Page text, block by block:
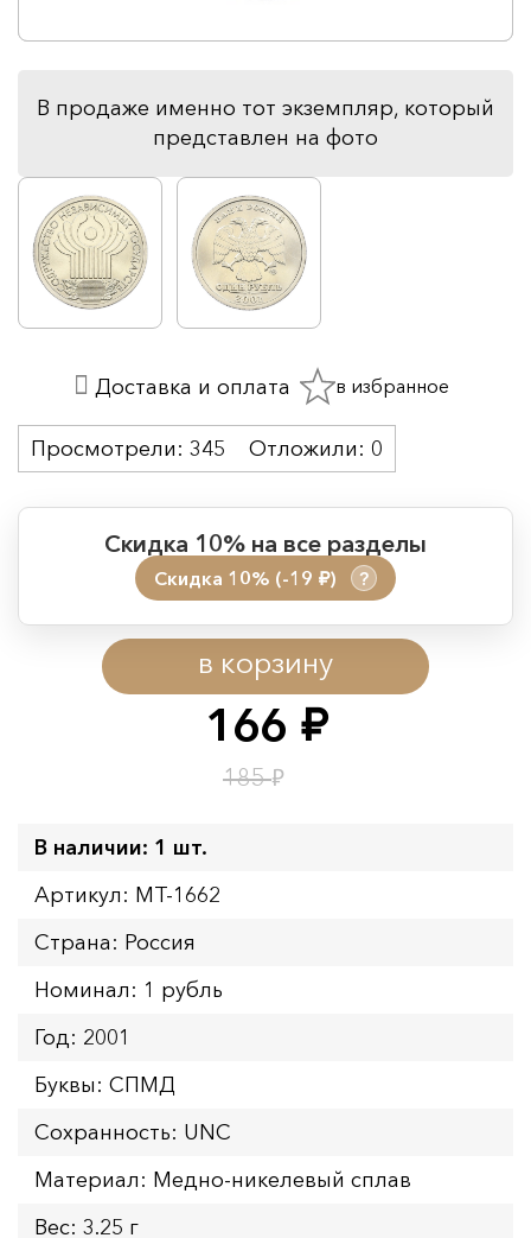
В продаже именно тот экземпляр, который
представлен на фото
166 руб.
185₽
в корзину
Скидка 10% на все разделы
Скидка 10% (-19 руб.) ?
Период действия акции:
Начало:
08.08.2026 00:01
Окончание:
09.08.2026 23:59
Время до окончания:
Просмотрели: 345 Отложили: 0
Доставка и оплата в избранное
В наличии: 1 шт.
Артикул: MT-1662
Страна: Россия
Номинал: 1 рубль
Год: 2001
Буквы: СПМД
Сохранность: UNC
Материал: Медно-никелевый сплав
Вес: 3.25 г